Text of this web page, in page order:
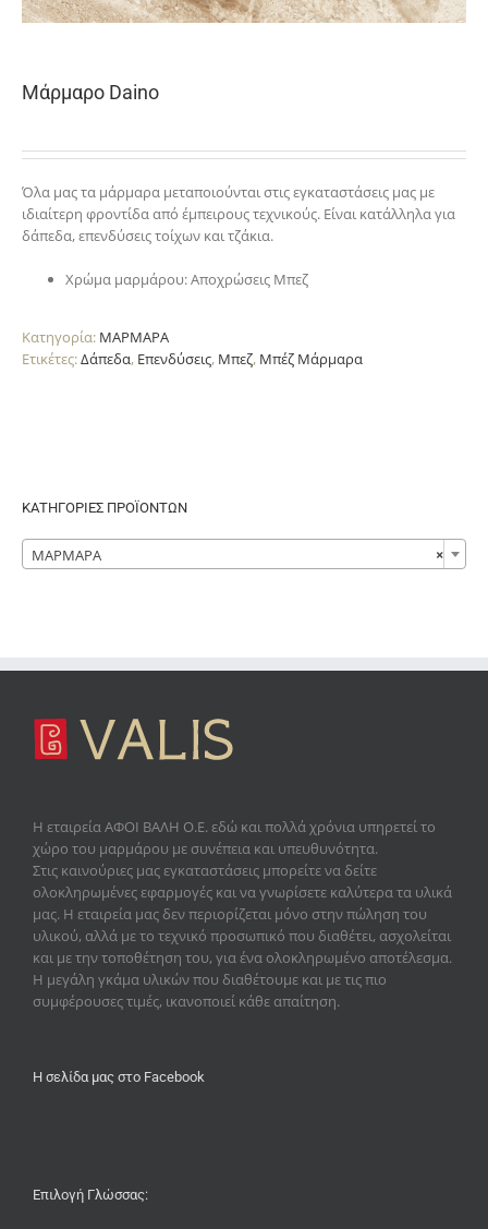
Μάρμαρο Daino
Όλα μας τα μάρμαρα μεταποιούνται στις εγκαταστάσεις μας με
ιδιαίτερη φροντίδα από έμπειρους τεχνικούς. Είναι κατάλληλα για
δάπεδα, επενδύσεις τοίχων και τζάκια.
Χρώμα μαρμάρου: Αποχρώσεις Μπεζ
Κατηγορία: ΜΑΡΜΑΡΑ
Ετικέτες:Δάπεδα, Επενδύσεις, Μπεζ, Μπέζ Μάρμαρα
ΚΑΤΗΓΟΡΙΕΣ ΠΡΟΪΟΝΤΩΝ
×
ΜΑΡΜΑΡΑ
Η εταιρεία ΑΦΟΙ ΒΑΛΗ Ο.Ε. εδώ και πολλά χρόνια υπηρετεί το
χώρο του μαρμάρου με συνέπεια και υπευθυνότητα.
Στις καινούριες μας εγκαταστάσεις μπορείτε να δείτε
ολοκληρωμένες εφαρμογές και να γνωρίσετε καλύτερα τα υλικά
μας. Η εταιρεία μας δεν περιορίζεται μόνο στην πώληση του
υλικού, αλλά με το τεχνικό προσωπικό που διαθέτει, ασχολείται
και με την τοποθέτηση του, για ένα ολοκληρωμένο αποτέλεσμα.
Η μεγάλη γκάμα υλικών που διαθέτουμε και με τις πιο
συμφέρουσες τιμές, ικανοποιεί κάθε απαίτηση.
Η σελίδα μας στο Facebook
Επιλογή Γλώσσας: